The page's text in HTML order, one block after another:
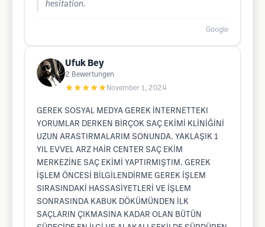
hesitation.
Google
Ufuk Bey
2 Bewertungen
★★★★★ November 1, 2024
GEREK SOSYAL MEDYA GEREK İNTERNETTEKI
YORUMLAR DERKEN BİRÇOK SAÇ EKİMİ KLİNİĞİNİ
UZUN ARASTIRMALARIM SONUNDA. YAKLAŞIK 1
YIL EVVEL ARZ HAİR CENTER SAÇ EKİM
MERKEZİNE SAÇ EKİMİ YAPTIRMIŞTIM. GEREK
İŞLEM ÖNCESİ BİLGİLENDİRME GEREK İŞLEM
SIRASINDAKİ HASSASİYETLERİ VE İŞLEM
SONRASINDA KABUK DÖKÜMÜNDEN İLK
SAÇLARIN ÇIKMASINA KADAR OLAN BÜTÜN